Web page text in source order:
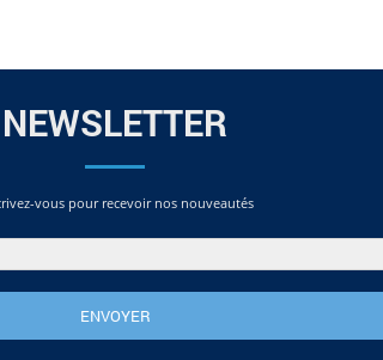
NEWSLETTER
vous pour recevoir nos nouveautés